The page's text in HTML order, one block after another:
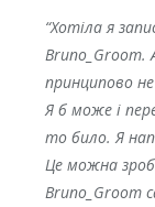
“Хотіла я
Bruno_Groom.
принципово
Я б може і
то било. Я
Це можна
Bruno_Groom